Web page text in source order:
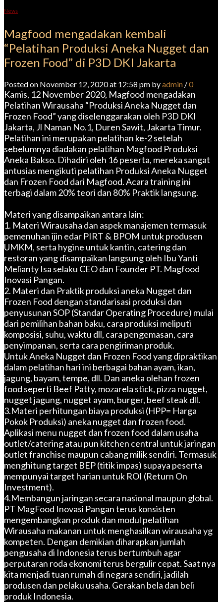
News
Magfood mengadakan kembali
“Pelatihan Produksi Aneka Nugget dan
Frozen Food” di P3D DKI Jakarta
Posted on November 12, 2020 at 12:58 pm byadmin /0
Kamis, 12 November 2020, Magfood mengadakan
Pelatihan Wirausaha “Produksi Aneka Nugget dan
Frozen Food” yang diselenggarakan oleh P3D DKI
Jakarta, Jl Naman No.1, Duren Sawit, Jakarta Timur.
Pelatihan ini merupakan pelatihan ke-2 setelah
sebelumnya diadakan pelatihan Magfood Produksi
Aneka Bakso. Dihadiri oleh 16 peserta, mereka sangat
antusias mengikuti pelatihan Produksi Aneka Nugget
dan Frozen Food dari Magfood. Acara training ini
terbagi dalam 20% teori dan 80% Praktik langsung.
Materi yang disampaikan antara lain:
1. Materi Wirausaha dan aspek manajemen termasuk
pemenuhan ijin edar PIRT & BPOM untuk produsen
UMKM, serta hygine untuk kantin, catering dan
restoran yang disampaikan langsung oleh Ibu Yanti
Melianty Isa selaku CEO dan Founder PT. Magfood
Inovasi Pangan.
2. Materi dan Praktik produksi aneka Nugget dan
Frozen Food dengan standarisasi produksi dan
penyusunan SOP (Standar Operating Procedure) mulai
dari pemilihan bahan baku, cara produksi meliputi
komposisi, suhu, waktu dll, cara pengemasan, cara
penyimpanan, serta cara pengiriman produk.
Untuk Aneka Nugget dan Frozen Food yang dipraktikan
dalam pelatihan hari ini berbagai bahan ayam, ikan,
jagung, bayam, tempe, dll. Dan aneka olehan frozen
food seperti Beef Patty, mozarela stick, pizza nugget,
nugget jagung, nugget ayam, burger, beef steak dll.
3.Materi perhitungan biaya produksi (HPP= Harga
Pokok Produksi) aneka nugget dan frozen food.
Aplikasi menu nugget dan frozen food dalam usaha
outlet/catering atau pun kitchen central untuk jaringan
outlet franchise maupun cabang milik sendiri. Termasuk
menghitung target BEP (titik impas) supaya peserta
mempunyai target harian untuk ROI (Return On
Investment).
4.Membangun jaringan secara nasional maupun global.
PT MagFood Inovasi Pangan terus konsisten
mengembangkan produk dan modul pelatihan
Wirausaha makanan untuk menghasilkan wirausaha yg
kompeten. Dengan demikian diharapkan jumlah
pengusaha di Indonesia terus bertumbuh agar
perputaran roda ekonomi terus bergulir cepat. Saat nya
kita menjadi tuan rumah di negara sendiri, jadilah
produsen dan pelaku usaha. Gerakan bela dan beli
produk Indonesia.